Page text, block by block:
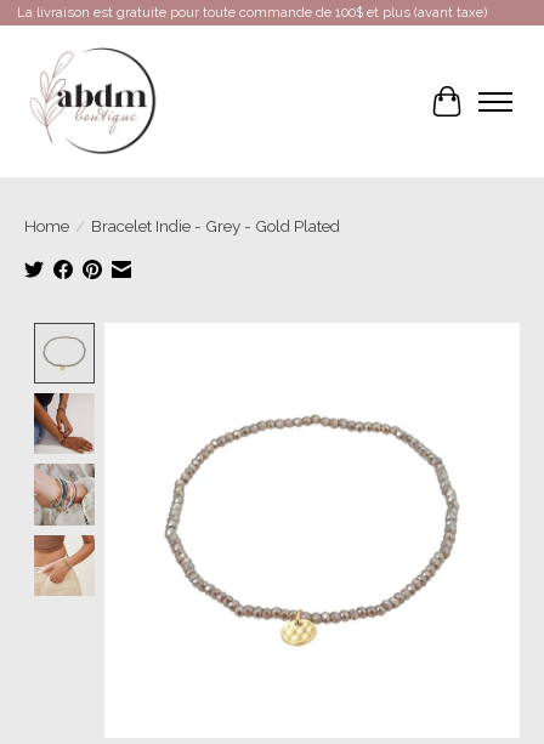
La livraison est gratuite pour toute commande de 100$ et plus (avant taxe)
Cart
Home / Bracelet Indie - Grey - Gold Plated